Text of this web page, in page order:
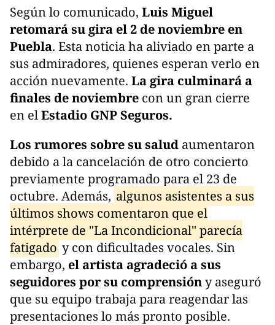
Según lo comunicado, Luis Miguel
retomará su gira el 2 de noviembre en
Puebla. Esta noticia ha aliviado en parte a
sus admiradores, quienes esperan verlo en
acción nuevamente. La gira culminará a
finales de noviembre con un gran cierre
en elEstadio GNP Seguros.
Los rumores sobre su salud aumentaron
debido a la cancelación de otro concierto
previamente programado para el 23 de
octubre. Además, algunos asistentes a sus
últimos shows comentaron que el
intérprete de "La Incondicional" parecía
fatigado y con dificultades vocales. Sin
embargo, el artista agradeció a sus
seguidores por su comprensióny aseguró
que su equipo trabaja para reagendar las
presentaciones lo más pronto posible.